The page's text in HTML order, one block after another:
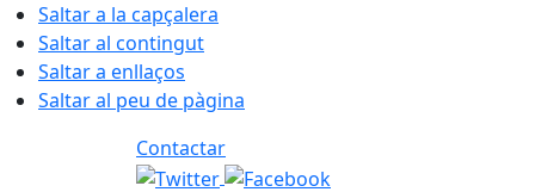
Saltar a la capçalera
Saltar al contingut
Saltar a enllaços
Saltar al peu de pàgina
Contactar